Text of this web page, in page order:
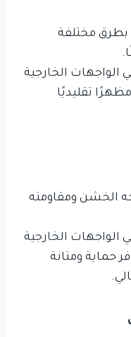
بطرق مختلفة
الواجهات الخارجية
تقليديًا
الخشن ومقاومته
الواجهات الخارجية
حماية ومتانة